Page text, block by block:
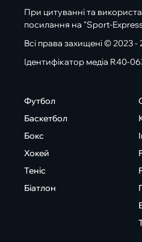
При цитуванні та
посилання на "Sport-
Всі права захищені © 2023
Ідентифікатор медіа R40-
Футбол
Баскетбол
Бокс
Хокей
Теніс
Біатлон